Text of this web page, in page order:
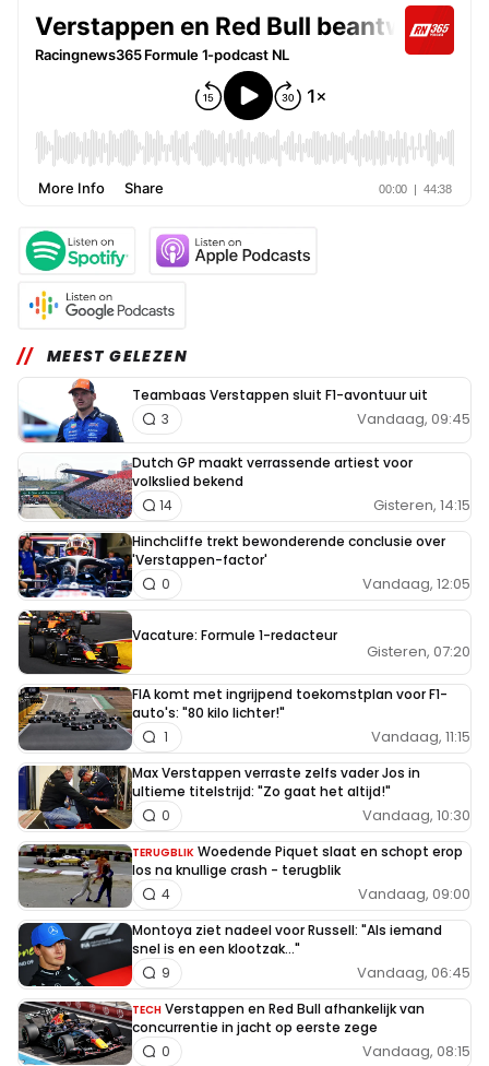
MEEST GELEZEN
Teambaas Verstappen sluit F1-avontuur uit
Vandaag, 09:45
3
Dutch GP maakt verrassende artiest voor
volkslied bekend
Gisteren, 14:15
14
Hinchcliffe trekt bewonderende conclusie over
'Verstappen-factor'
Vandaag, 12:05
0
Vacature: Formule 1-redacteur
Gisteren, 07:20
FIA komt met ingrijpend toekomstplan voor F1-
auto's: "80 kilo lichter!"
Vandaag, 11:15
1
Max Verstappen verraste zelfs vader Jos in
ultieme titelstrijd: "Zo gaat het altijd!"
Vandaag, 10:30
0
TERUGBLIK Woedende Piquet slaat en schopt erop
los na knullige crash - terugblik
Vandaag, 09:00
4
Montoya ziet nadeel voor Russell: "Als iemand
snel is en een klootzak..."
Vandaag, 06:45
9
TECH Verstappen en Red Bull afhankelijk van
concurrentie in jacht op eerste zege
Vandaag, 08:15
0